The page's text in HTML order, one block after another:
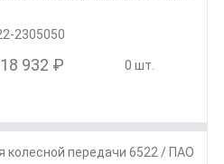
2305050
18 932 ₽ 0 шт.
колесной передачи 6522 / ПАО